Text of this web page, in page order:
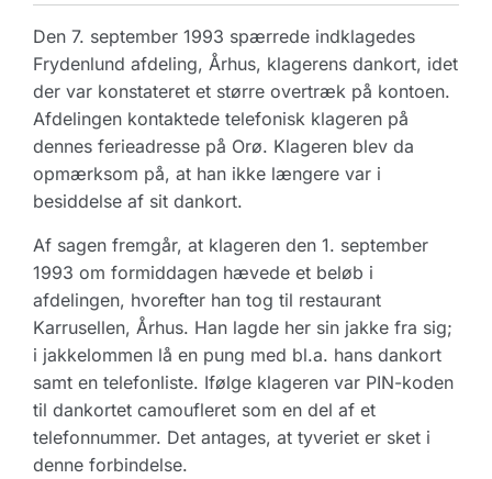
Den 7. september 1993 spærrede indklagedes
Frydenlund afdeling, Århus, klagerens dankort, idet
der var konstateret et større overtræk på kontoen.
Afdelingen kontaktede telefonisk klageren på
dennes ferieadresse på Orø. Klageren blev da
opmærksom på, at han ikke længere var i
besiddelse af sit dankort.
Af sagen fremgår, at klageren den 1. september
1993 om formiddagen hævede et beløb i
afdelingen, hvorefter han tog til restaurant
Karrusellen, Århus. Han lagde her sin jakke fra sig;
i jakkelommen lå en pung med bl.a. hans dankort
samt en telefonliste. Ifølge klageren var PIN-koden
til dankortet camoufleret som en del af et
telefonnummer. Det antages, at tyveriet er sket i
denne forbindelse.